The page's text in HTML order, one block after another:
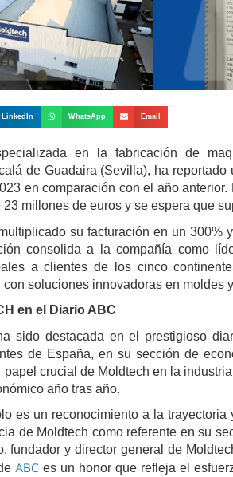
LinkedIn WhatsApp Email
en la fabricación de
de Guadaira (Sevilla), ha
en comparación con el año
millones de euros y se espera que
su facturación en un 300%
consolida a la compañía como
a clientes de los cinco
soluciones innovadoras en moldes
en el Diario ABC
sido destacada en el prestigioso
de España, en su sección de
crucial de Moldtech en la
año tras año.
es un reconocimiento a la
de Moldtech como referente en su
fundador y director general de
ABC es un honor que refleja el